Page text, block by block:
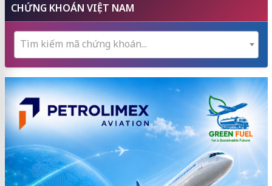
CHỨNG KHOÁN VIỆT NAM
Tìm kiếm mã chứng khoán...